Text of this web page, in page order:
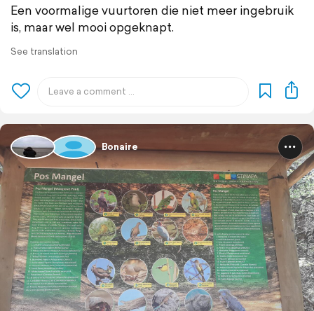
Een voormalige vuurtoren die niet meer ingebruik
is, maar wel mooi opgeknapt.
See translation
Bonaire